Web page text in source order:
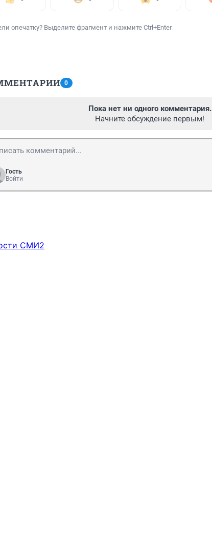
опечатку? Выделите фрагмент и нажмите Ctrl+Enter
0
Пока нет ни одного комментария.
Начните обсуждение первым!
Гость
Войти
СМИ2